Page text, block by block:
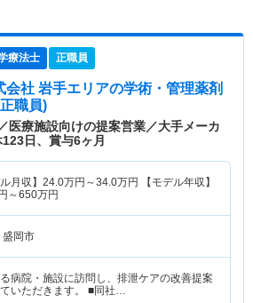
療法士 正職員
会社 岩手エリアの学術・管理薬剤
職員)
医療施設向けの提案営業／大手メーカ
日、賞与6ヶ月
月収】 24.0万円～34.0万円 【モデル年収】
～650万円
盛岡市
病院・施設に訪問し、排泄ケアの改善提案
を行っていただきます。 ■同社…